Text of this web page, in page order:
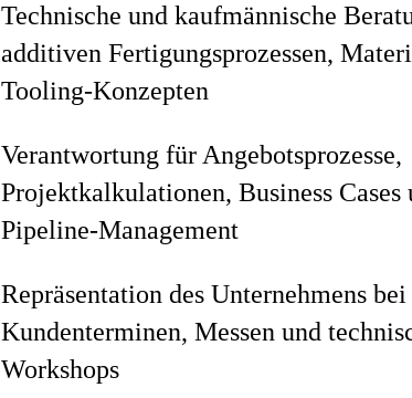
Technische und kaufmännische
additiven Fertigungsprozessen,
Tooling-Konzepten
Verantwortung für Angebotsprozesse,
Projektkalkulationen, Business Cases
Pipeline-Management
Repräsentation des Unternehmens bei
Kundenterminen, Messen und
Workshops